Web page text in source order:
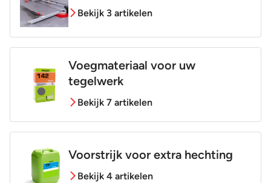
Bekijk 3 artikelen
Voegmateriaal voor uw
tegelwerk
Bekijk 7 artikelen
Voorstrijk voor extra hechting
Bekijk 4 artikelen